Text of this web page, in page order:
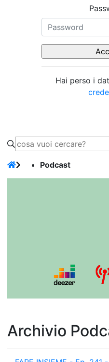
Hai perso i
Podcast
Archivio